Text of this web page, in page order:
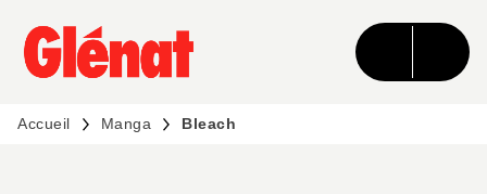
MENU RECHERCHE CONTENU
PIED DE PAGE
Accueil Manga Bleach